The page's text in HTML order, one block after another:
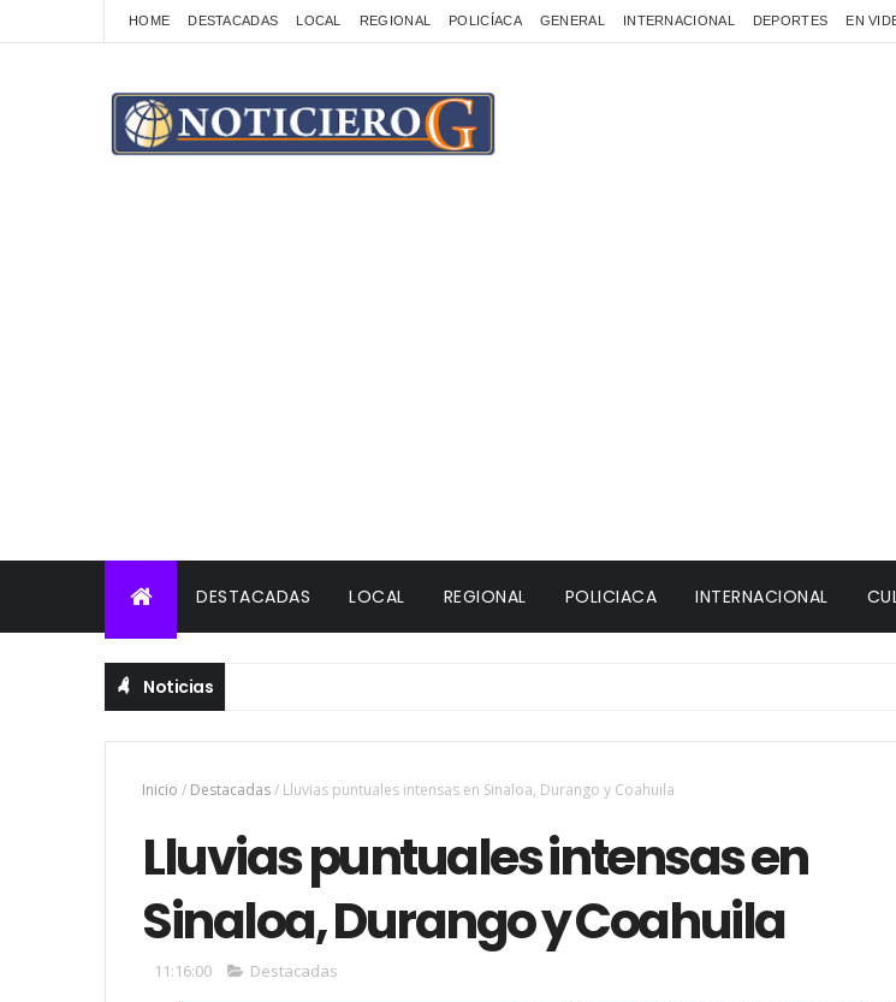
HOME DESTACADAS LOCAL REGIONAL POLICÍACA GENERAL INTERNACIONAL DEPORTES EN
DESTACADAS LOCAL REGIONAL POLICIACA INTERNACIONAL
Noticias
Inicio / Destacadas/ Lluvias puntuales intensas en Sinaloa, Durango y Coahuila
Lluvias puntuales intensas en
Sinaloa, Durango y Coahuila
11:16:00 Destacadas